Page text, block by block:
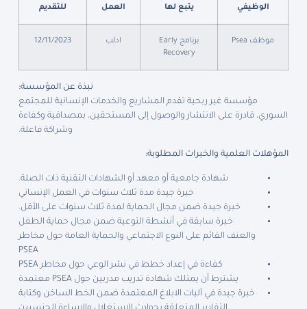
الوظيفي
يتبع لها
العمل
للتقديم
موظف Psea
برنامج Early
Recovery
ادلب 12/11/2023
نبذة عن المؤسسة:
مؤسسة غير ربحية تقدم المشاريع والخدمات الإنسانية للمجتمع
السوري، قادرة على الانتشار والوصول إلى المستحقين، بمصداقية وكفاءة
وشراكة فاعلة.
المؤهلات العلمية والخبرات المطلوبة:
شهادة جامعية أو معهد أو الشهادات التقنية ذات الصلة.
خبرة جيدة مدة ثلاث سنوات في العمل الإنساني
خبرة جيدة ضمن مجال الحماية لمدة ثلاث سنوات على الأقل.
خبرة سابقة في أنشطة التوعية ضمن مجال حماية الطفل
والعنف القائم على النوع الاجتماعي والحماية العامة حول مخاطر
PSEA
كفاءة في إعداد خطط في نشر الوعي حول مخاطر PSEA
يشترط أن يمتلك شهادة تدريب مدربين حول PSEA معتمدة
خبرة جيدة في آليات الابلاغ المعتمدة ضمن الخط الساخن وكتابة